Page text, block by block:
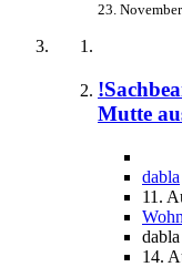
23.
Mutte
dabla
11.
dabla
14.